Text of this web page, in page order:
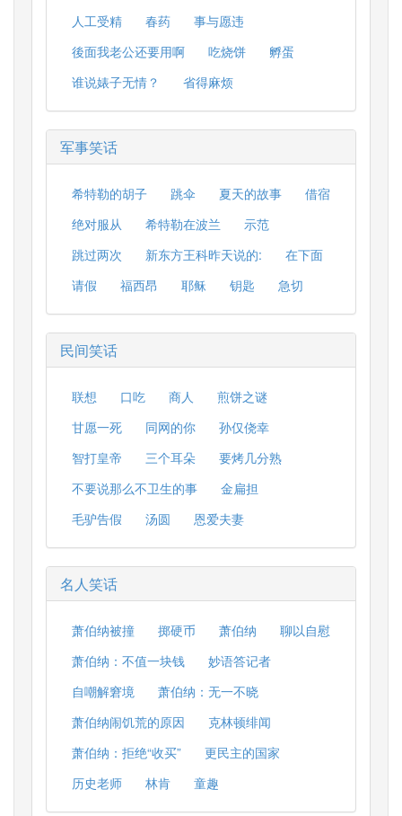
人工受精
春药
事与愿违
後面我老公还要用啊
吃烧饼
孵蛋
谁说婊子无情？
省得麻烦
军事笑话
希特勒的胡子 跳伞 夏天的故事
借宿
绝对服从
希特勒在波兰
示范
跳过两次
新东方王科昨天说的:
在下面
请假
福西昂 耶稣 钥匙 急切
民间笑话
联想 口吃 商人
煎饼之谜
甘愿一死
同网的你
孙仅侥幸
智打皇帝
三个耳朵
要烤几分熟
不要说那么不卫生的事
金扁担
毛驴告假
汤圆 恩爱夫妻
名人笑话
萧伯纳被撞 掷硬币 萧伯纳
聊以自慰
萧伯纳：不值一块钱
妙语答记者
自嘲解窘境
萧伯纳：无一不晓
萧伯纳闹饥荒的原因
克林顿绯闻
萧伯纳：拒绝“收买”
更民主的国家
历史老师
林肯 童趣